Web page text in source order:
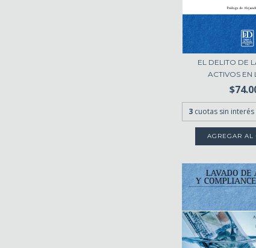
EL DELITO DE
ACTIVOS EN
3 cuotas sin
AGREGAR AL